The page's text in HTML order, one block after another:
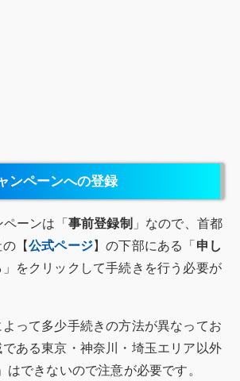
ンペーンへの登録
ーンは「 事前登録制 」なので、首都
【公式ページ】の下部にある「 申し
」をクリックして手続きを行う必要が
って多少手続きの方法が異なってお
である東京・神奈川・埼玉エリア以外
」はできないので注意が必要です。